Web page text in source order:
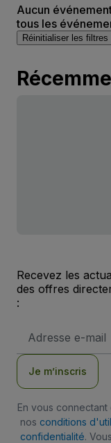
Aucun
tous les
Réinitialiser les filtres
Recevez les
des offres
:
e-
Je m’inscris
En vous
nos conditions
confidentialité.